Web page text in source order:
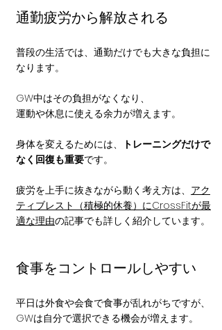
通勤疲労から解放される
普段の生活では、通勤だけでも大きな負担に
なります。
GW中はその負担がなくなり、
運動や休息に使える余力が増えます。
身体を変えるためには、
トレーニングだけで
なく回復も重要です。
疲労を上手に抜きながら動く考え方は、 アク
ティブレスト（積極的休養）にCrossFitが最
適な理由の記事でも詳しく紹介しています。
食事をコントロールしやすい
平日は外食や会食で食事が乱れがちですが、
GWは自分で選択できる機会が増えます。